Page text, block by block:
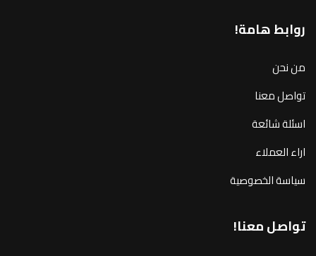
روابط هامة!
من نحن
تواصل معنا
اسئلة شائعة
اراء العملاء
سياسة الخصوصية
تواصل معنا!